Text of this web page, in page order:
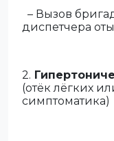
– Вызов
диспетчера
2.
(отёк лёгких
симптоматика)